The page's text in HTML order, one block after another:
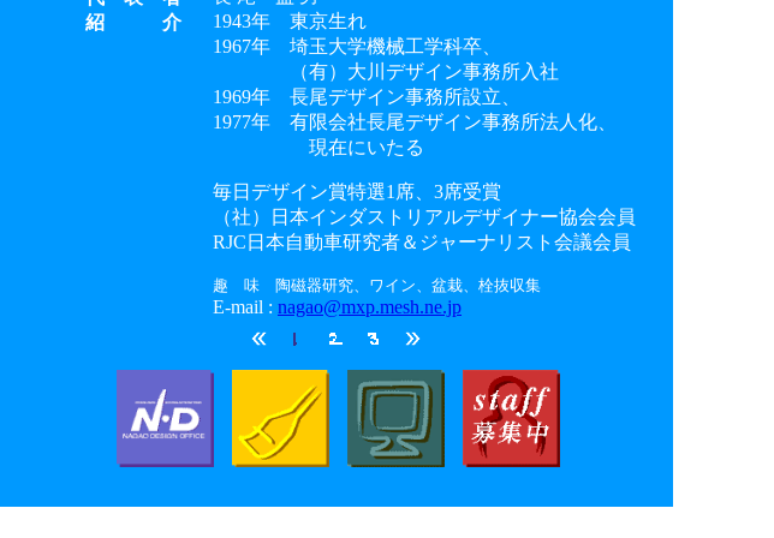
1943年 東京生れ
1967年 埼玉大学機械工学科卒、
（有）大川デザイン事務所入社
1969年 長尾デザイン事務所設立、
1977年 有限会社長尾デザイン事務所法人化、
現在にいたる
毎日デザイン賞特選1席、3席受賞
（社）日本インダストリアルデザイナー協会会員
RJC日本自動車研究者＆ジャーナリスト会議会員
趣 味 陶磁器研究、ワイン、盆栽、栓抜収集
E-mail : nagao@mxp.mesh.ne.jp
紹 介